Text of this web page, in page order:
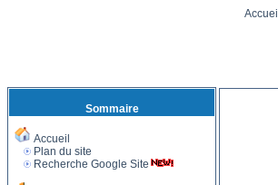
Accueil
Sommaire
Accueil
Plan du site
Recherche Google Site